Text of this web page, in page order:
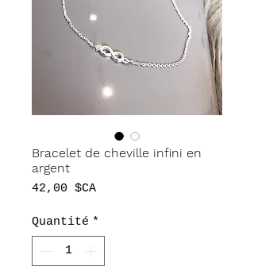
Bracelet de cheville infini en
argent
42,00 $CAPrix
Quantité *